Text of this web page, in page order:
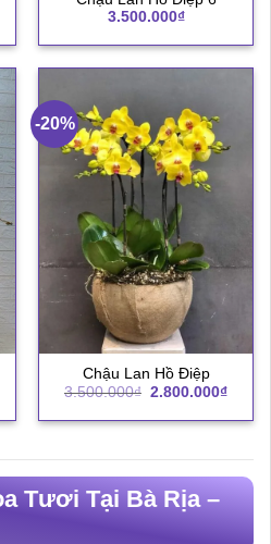
3.500.000₫
-20%
Chậu Lan Hồ Điệp
3.500.000₫ Giá
là:
2.800.000₫Giá
tại
Tươi Tại Bà Rịa –